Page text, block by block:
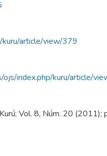
kuru/article/view/379
ojs/index.php/kuru/article/
Vol. 8, Núm. 20 (2011);